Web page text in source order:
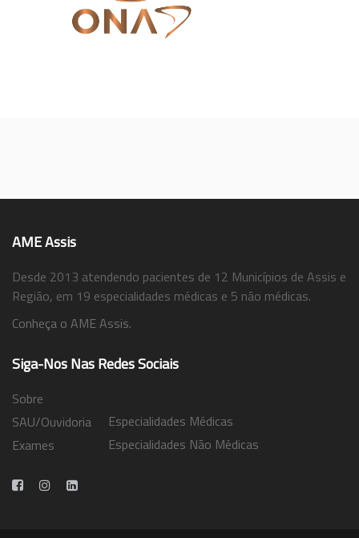
AME Assis
Desde 2013 atendendo pacientes de 12 Municípios de Assis e
Região, em 19 especialidades médicas e 5 não médicas.
Conheça o AME Assis.
Siga-Nos Nas Redes Sociais
Sobre
SAU/Ouvidoria
Exames
Especialidades Médicas
Especialidades Não Médicas